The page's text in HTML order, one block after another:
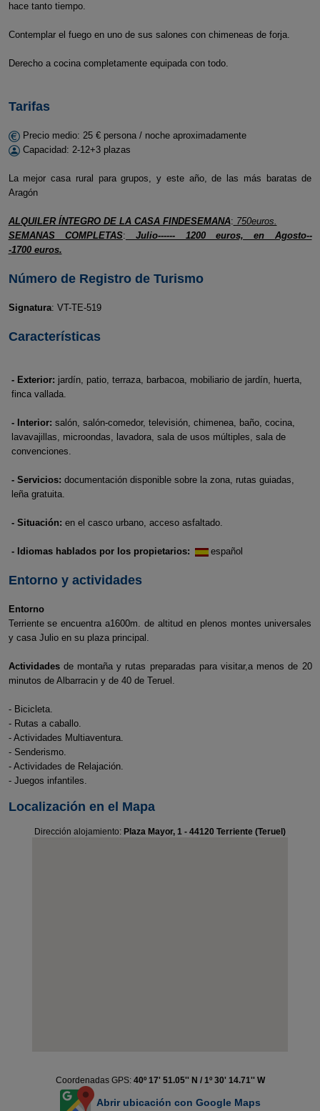
hace tanto tiempo.
Contemplar el fuego en uno de sus salones con chimeneas de forja.
Derecho a cocina completamente equipada con todo.
Tarifas
Precio medio: 25 € persona / noche aproximadamente
Capacidad: 2-12+3 plazas
La mejor casa rural para grupos, y este año, de las más baratas de
Aragón
ALQUILER ÍNTEGRO DE LA CASA FINDESEMANA: 750euros.
SEMANAS COMPLETAS: Julio------ 1200 euros, en Agosto--
-1700 euros.
Número de Registro de Turismo
Signatura: VT-TE-519
Características
- Exterior: jardín, patio, terraza, barbacoa, mobiliario de jardín, huerta,
finca vallada.
- Interior: salón, salón-comedor, televisión, chimenea, baño, cocina,
lavavajillas, microondas, lavadora, sala de usos múltiples, sala de
convenciones.
- Servicios: documentación disponible sobre la zona, rutas guiadas,
leña gratuita.
- Situación: en el casco urbano, acceso asfaltado.
- Idiomas hablados por los propietarios: español
Entorno y actividades
Entorno
Terriente se encuentra a1600m. de altitud en plenos montes universales
y casa Julio en su plaza principal.
Actividadesde montaña y rutas preparadas para visitar,a menos de 20
minutos de Albarracin y de 40 de Teruel.
- Bicicleta.
- Rutas a caballo.
- Actividades Multiaventura.
- Senderismo.
- Actividades de Relajación.
- Juegos infantiles.
Localización en el Mapa
Dirección alojamiento: Plaza Mayor, 1 - 44120 Terriente (Teruel)
Coordenadas GPS: 40º 17' 51.05'' N / 1º 30' 14.71'' W
Abrir ubicación con Google Maps